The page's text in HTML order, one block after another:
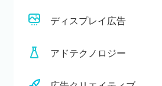
ディスプレイ広告
アドテクノロジー